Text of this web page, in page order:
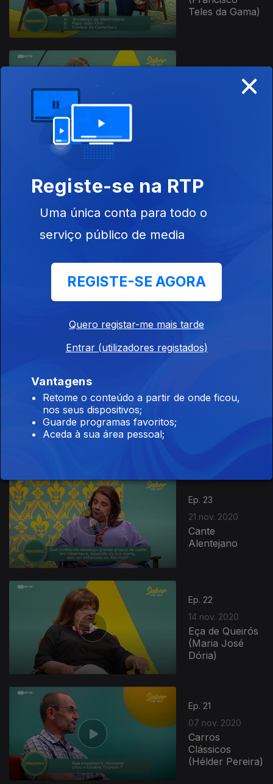
Teles da Gama)
18 jan. 2021
Ep. 26
Franz Kafka
Monty Python
28 nov. 2020
Ep. 23
21 nov. 2020
Cante
Alentejano
Ep. 22
14 nov. 2020
Eça de Queirós
(Maria José
Dória)
Ep. 21
07 nov. 2020
Carros
Clássicos
(Hélder Pereira)
×
Registe-se na RTP
Uma única conta para todo o
serviço público de media
REGISTE-SE AGORA
Quero registar-me mais tarde
Entrar (utilizadores registados)
Vantagens
Retome o conteúdo a partir de onde ficou,
nos seus dispositivos;
Guarde programas favoritos;
Aceda à sua área pessoal;